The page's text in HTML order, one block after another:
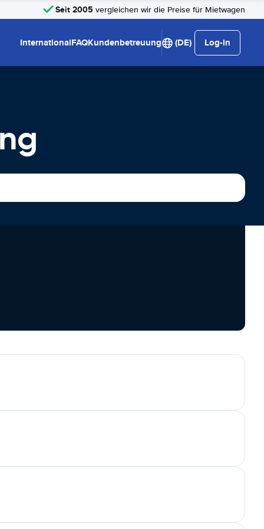
Seit 2005 vergleichen wir die Preise für Mietwagen
InternationalFAQKundenbetreuung (DE) Log-in